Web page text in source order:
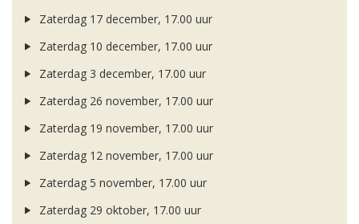
Zaterdag 17 december, 17.00 uur
Zaterdag 10 december, 17.00 uur
Zaterdag 3 december, 17.00 uur
Zaterdag 26 november, 17.00 uur
Zaterdag 19 november, 17.00 uur
Zaterdag 12 november, 17.00 uur
Zaterdag 5 november, 17.00 uur
Zaterdag 29 oktober, 17.00 uur